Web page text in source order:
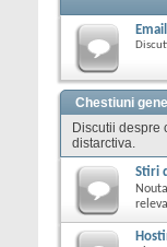
Chestiuni
Discutii despre
distarctiva.
Stiri